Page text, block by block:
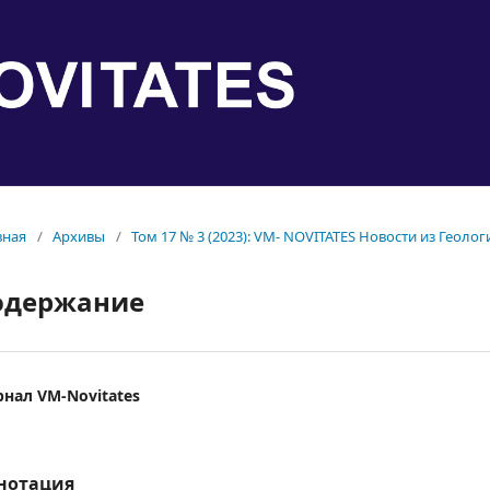
/ Архивы / Том 17 № 3 (2023): VM- NOVITATES Новости из
VM-Novitates